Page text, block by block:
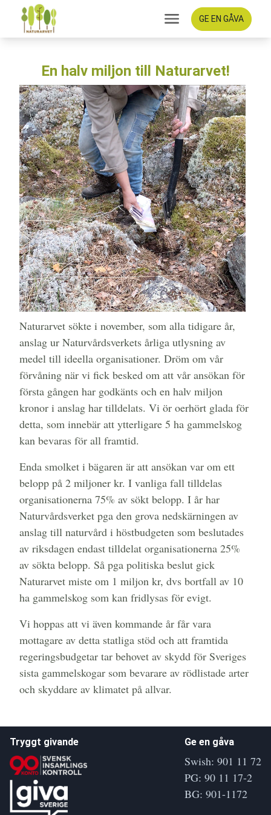
GE EN GÅVA
En halv miljon till Naturarvet!
Naturarvet sökte i november, som alla tidigare år,
anslag ur Naturvårdsverkets årliga utlysning av
medel till ideella organisationer. Dröm om vår
förvåning när vi fick besked om att vår ansökan för
första gången har godkänts och en halv miljon
kronor i anslag har tilldelats. Vi ör oerhört glada för
detta, som innebär att ytterligare 5 ha gammelskog
kan bevaras för all framtid.
Enda smolket i bägaren är att ansökan var om ett
belopp på 2 miljoner kr. I vanliga fall tilldelas
organisationerna 75% av sökt belopp. I år har
Naturvårdsverket pga den grova nedskärningen av
anslag till naturvård i höstbudgeten som beslutades
av riksdagen endast tilldelat organisationerna 25%
av sökta belopp. Så pga politiska beslut gick
Naturarvet miste om 1 miljon kr, dvs bortfall av 10
ha gammelskog som kan fridlysas för evigt.
Vi hoppas att vi även kommande år får vara
mottagare av detta statliga stöd och att framtida
regeringsbudgetar tar behovet av skydd för Sveriges
sista gammelskogar som bevarare av rödlistade arter
och skyddare av klimatet på allvar.
Tryggt givande Ge en gåva
Swish: 901 11 72
PG: 90 11 17-2
BG: 901-1172